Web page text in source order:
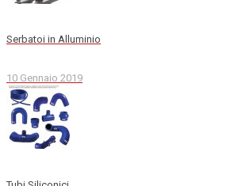
Serbatoi in Alluminio
10 Gennaio 2019